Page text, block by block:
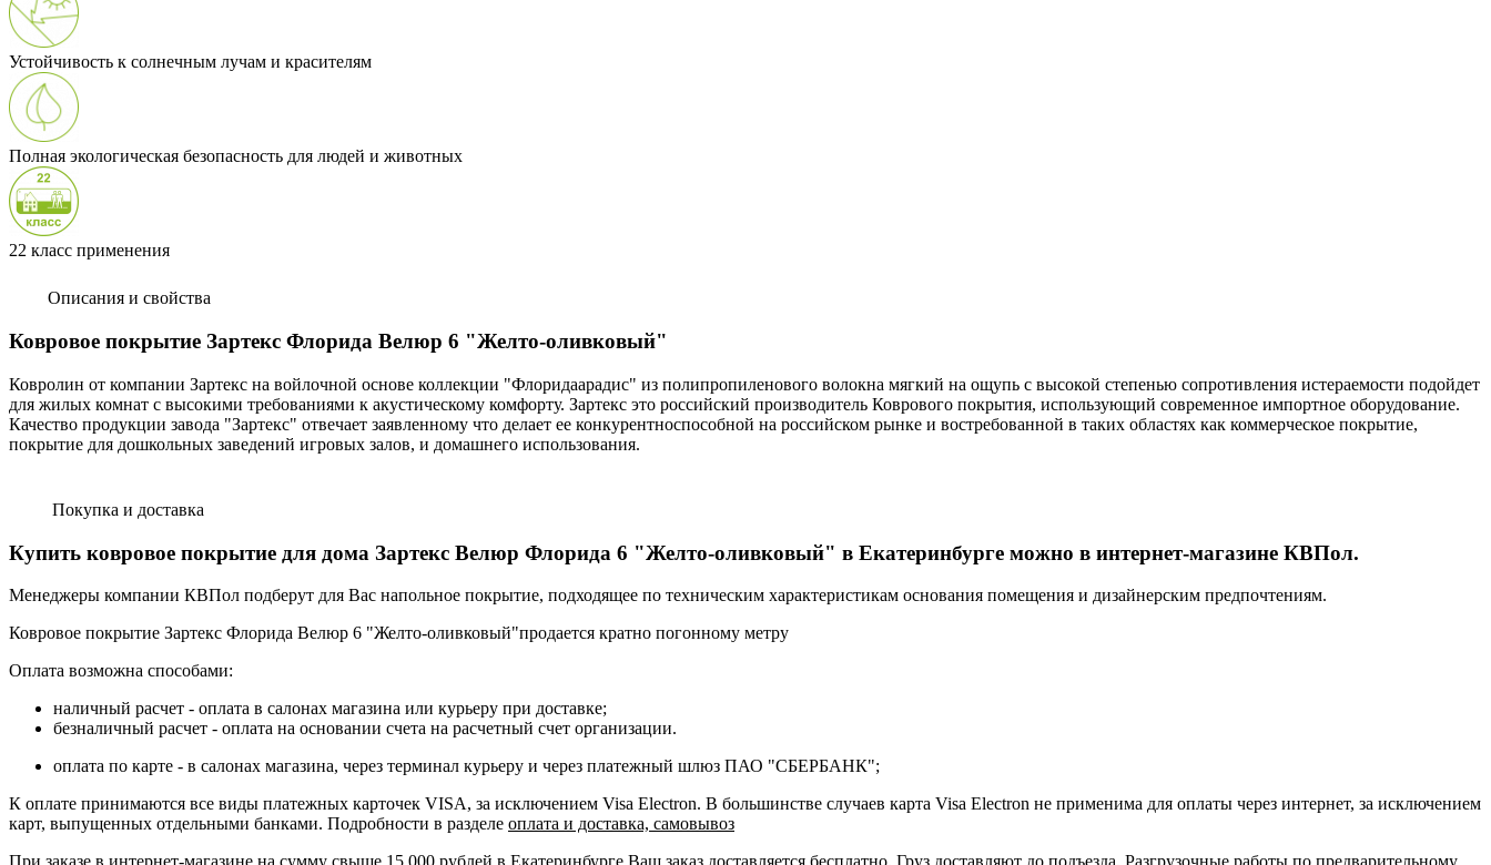
Устойчивость к солнечным лучам и красителям
Полная экологическая безопасность для людей и животных
22 класс применения
Описания и свойства
Ковровое покрытие Зартекс Флорида Велюр 6 "Желто-оливковый"
Ковролин от компании Зартекс на войлочной основе коллекции "Флоридаарадис" из полипропиленового волокна мягкий на ощупь с высокой степенью сопротивления истераемости подойдет
для жилых комнат с высокими требованиями к акустическому комфорту. Зартекс это российский производитель Коврового покрытия, использующий современное импортное оборудование.
Качество продукции завода "Зартекс" отвечает заявленному что делает ее конкурентноспособной на российском рынке и востребованной в таких областях как коммерческое покрытие,
покрытие для дошкольных заведений игровых залов, и домашнего использования.
Покупка и доставка
Купить ковровое покрытие для дома Зартекс Велюр Флорида 6 "Желто-оливковый" в Екатеринбурге можно в интернет-магазине КВПол.
Менеджеры компании КВПол подберут для Вас напольное покрытие, подходящее по техническим характеристикам основания помещения и дизайнерским предпочтениям.
Ковровое покрытие Зартекс Флорида Велюр 6 "Желто-оливковый"продается кратно погонному метру
Оплата возможна способами:
наличный расчет - оплата в салонах магазина или курьеру при доставке;
безналичный расчет - оплата на основании счета на расчетный счет организации.
оплата по карте - в салонах магазина, через терминал курьеру и через платежный шлюз ПАО "СБЕРБАНК";
К оплате принимаются все виды платежных карточек VISA, за исключением Visa Electron. В большинстве случаев карта Visa Electron не применима для оплаты через интернет, за исключением
карт, выпущенных отдельными банками. Подробности в разделе оплата и доставка, самовывоз